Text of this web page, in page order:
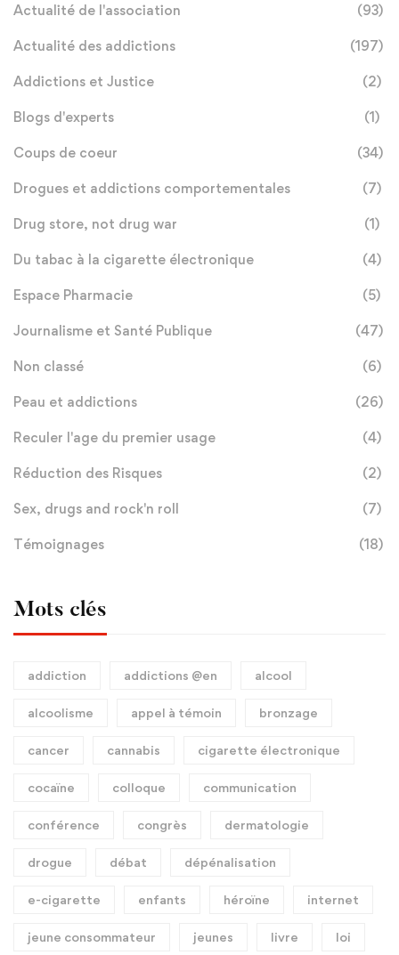
Actualité de l'association (93)
Actualité des addictions (197)
Addictions et Justice (2)
Blogs d'experts (1)
Coups de coeur (34)
Drogues et addictions comportementales (7)
Drug store, not drug war (1)
Du tabac à la cigarette électronique (4)
Espace Pharmacie (5)
Journalisme et Santé Publique (47)
Non classé (6)
Peau et addictions (26)
Reculer l'age du premier usage (4)
Réduction des Risques (2)
Sex, drugs and rock'n roll (7)
Témoignages (18)
Mots clés
addiction addictions @en alcool
alcoolisme appel à témoin bronzage
cancer cannabis cigarette électronique
cocaïne colloque communication
conférence congrès dermatologie
drogue débat dépénalisation
e-cigarette enfants héroïne internet
jeune consommateur jeunes livre loi